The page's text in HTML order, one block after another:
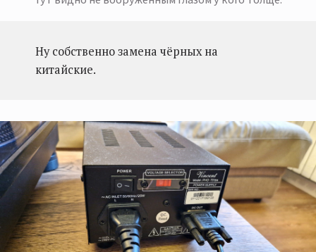
Ну собственно замена чёрных на
китайские.